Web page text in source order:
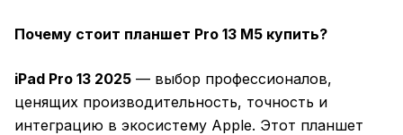
Почему стоит планшет Pro 13 M5 купить?
iPad Pro 13 2025 — выбор профессионалов,
ценящих производительность, точность и
интеграцию в экосистему Apple. Этот планшет